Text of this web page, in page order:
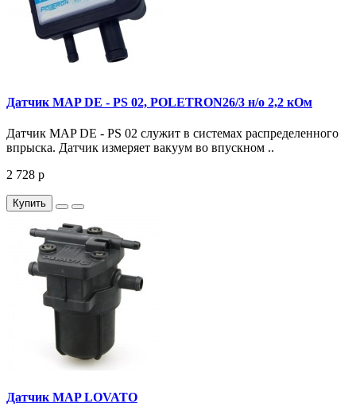
Датчик MAP DE - PS 02, POLETRON26/3 н/о 2,2 кОм
Датчик MAP DE - PS 02 служит в системах распределенного
впрыска. Датчик измеряет вакуум во впускном ..
2 728 р
Купить
Датчик MAP LOVATO